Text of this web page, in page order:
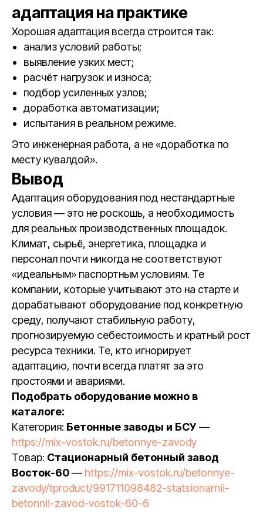
адаптация на практике
Хорошая адаптация всегда строится так:
анализ условий работы;
выявление узких мест;
расчёт нагрузок и износа;
подбор усиленных узлов;
доработка автоматизации;
испытания в реальном режиме.
Это инженерная работа, а не «доработка по
месту кувалдой».
Вывод
Адаптация оборудования под нестандартные
условия — это не роскошь, а необходимость
для реальных производственных площадок.
Климат, сырьё, энергетика, площадка и
персонал почти никогда не соответствуют
«идеальным» паспортным условиям. Те
компании, которые учитывают это на старте и
дорабатывают оборудование под конкретную
среду, получают стабильную работу,
прогнозируемую себестоимость и кратный рост
ресурса техники. Те, кто игнорирует
адаптацию, почти всегда платят за это
простоями и авариями.
Подобрать оборудование можно в
каталоге:
Категория: Бетонные заводы и БСУ —
https://mix-vostok.ru/betonnye-zavody
Товар: Стационарный бетонный завод
Восток-60— https://mix-vostok.ru/betonnye-
zavody/tproduct/991711098482-statsionarnii-
betonnii-zavod-vostok-60-6